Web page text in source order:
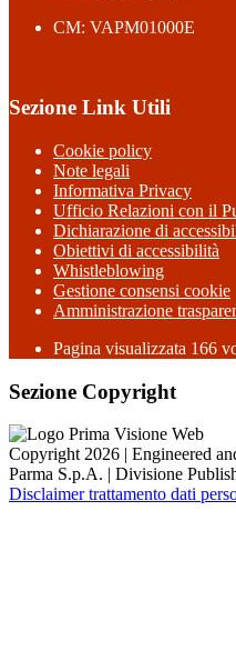
CM: VAPM01000E
Sezione Link Utili
Cookie policy
Note legali
Informativa Privacy
Ufficio Relazioni con il
Dichiarazione di
Obiettivi di accessibilità
Whistleblowing
Gestione consensi cookie
Amministrazione
Pagina visualizzata 166
Sezione Copyright
Copyright 2026 | Engineered
Parma S.p.A. | Divisione
Disclaimer trattamento dati